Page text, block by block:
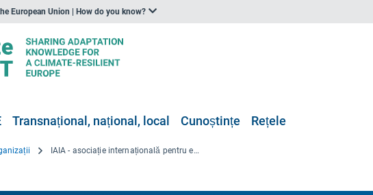
European Union | How do you know?
Transnațional, național, local Cunoștințe Rețele
IAIA - asociație internațională pentru evaluarea impactului